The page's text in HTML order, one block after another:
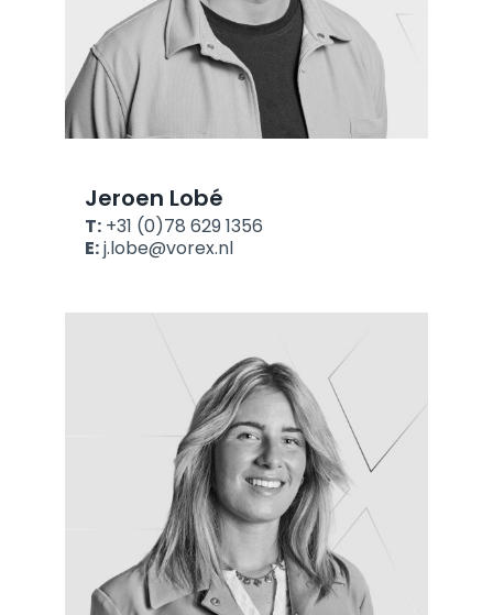
Jeroen Lobé
T: +31 (0)78 629 1356
E:j.lobe@vorex.nl